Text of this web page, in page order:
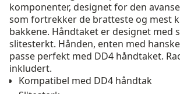
komponenter, designet for den
som fortrekker de bratteste og mest
bakkene. Håndtaket er designet med
slitesterkt. Hånden, enten med
passe perfekt med DD4 håndtaket.
inkludert.
Kompatibel med DD4 håndtak